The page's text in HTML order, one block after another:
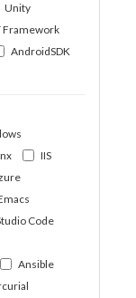
Unity
Framework
AndroidSDK
IIS
Code
Ansible